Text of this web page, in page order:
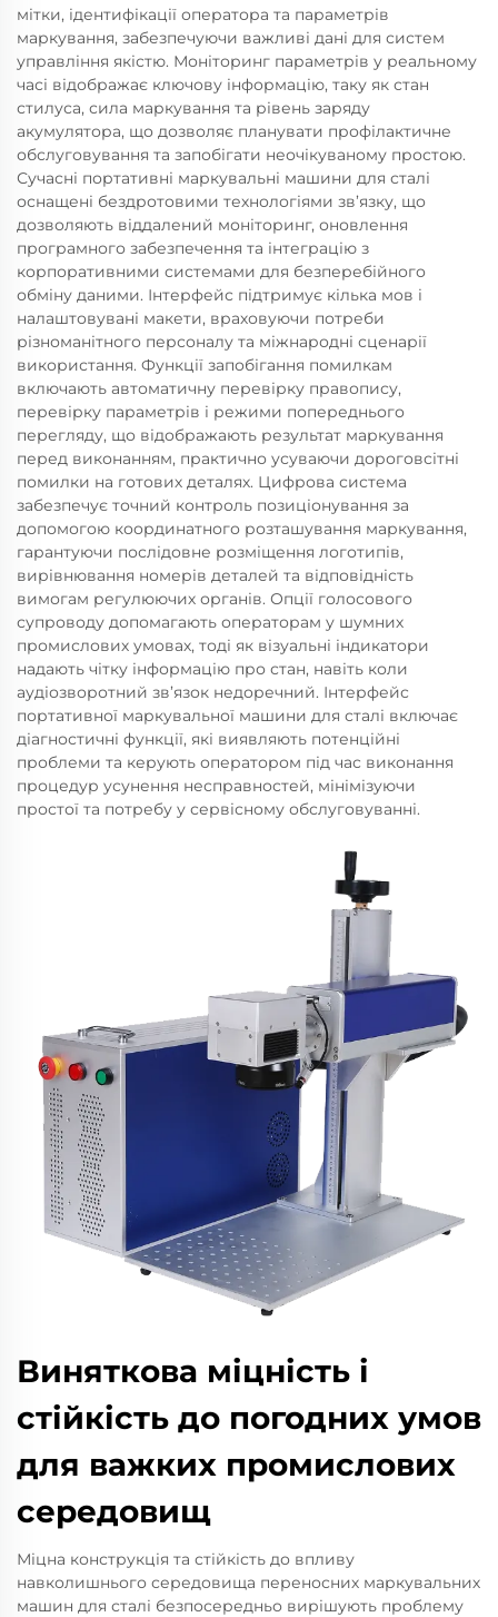
мітки, ідентифікації оператора та параметрів
маркування, забезпечуючи важливі дані для систем
управління якістю. Моніторинг параметрів у реальному
часі відображає ключову інформацію, таку як стан
стилуса, сила маркування та рівень заряду
акумулятора, що дозволяє планувати профілактичне
обслуговування та запобігати неочікуваному простою.
Сучасні портативні маркувальні машини для сталі
оснащені бездротовими технологіями зв’язку, що
дозволяють віддалений моніторинг, оновлення
програмного забезпечення та інтеграцію з
корпоративними системами для безперебійного
обміну даними. Інтерфейс підтримує кілька мов і
налаштовувані макети, враховуючи потреби
різноманітного персоналу та міжнародні сценарії
використання. Функції запобігання помилкам
включають автоматичну перевірку правопису,
перевірку параметрів і режими попереднього
перегляду, що відображають результат маркування
перед виконанням, практично усуваючи дороговсітні
помилки на готових деталях. Цифрова система
забезпечує точний контроль позиціонування за
допомогою координатного розташування маркування,
гарантуючи послідовне розміщення логотипів,
вирівнювання номерів деталей та відповідність
вимогам регулюючих органів. Опції голосового
супроводу допомагають операторам у шумних
промислових умовах, тоді як візуальні індикатори
надають чітку інформацію про стан, навіть коли
аудіозворотний зв’язок недоречний. Інтерфейс
портативної маркувальної машини для сталі включає
діагностичні функції, які виявляють потенційні
проблеми та керують оператором під час виконання
процедур усунення несправностей, мінімізуючи
простої та потребу у сервісному обслуговуванні.
Виняткова міцність і
стійкість до погодних умов
для важких промислових
середовищ
Міцна конструкція та стійкість до впливу
навколишнього середовища переносних маркувальних
машин для сталі безпосередньо вирішують проблему